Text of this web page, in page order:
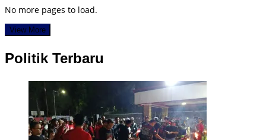
No more pages to load.
View More
Politik Terbaru